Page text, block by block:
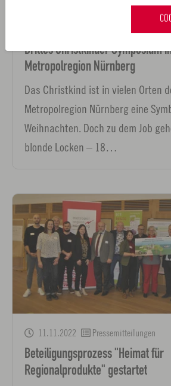
Drittes Christkinder Symposium
Metropolregion Nürnberg
Das Christkind ist in vielen Orten
Metropolregion Nürnberg eine
Weihnachten. Doch zu dem Job
blonde Locken – 18…
11.11.2022 Pressemitteilungen
Beteiligungsprozess "Heimat für
Regionalprodukte" gestartet